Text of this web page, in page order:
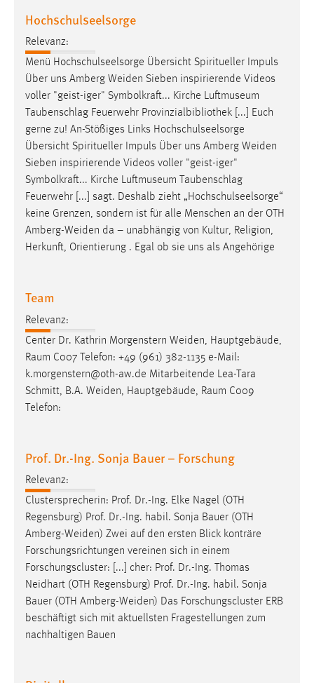
Hochschulseelsorge
Relevanz:
Menü Hochschulseelsorge Übersicht Spiritueller Impuls
Über uns Amberg Weiden Sieben inspirierende Videos
voller "geist-iger" Symbolkraft... Kirche Luftmuseum
Taubenschlag Feuerwehr Provinzialbibliothek [...] Euch
gerne zu! An-Stößiges Links Hochschulseelsorge
Übersicht Spiritueller Impuls Über uns Amberg Weiden
Sieben inspirierende Videos voller "geist-iger"
Symbolkraft... Kirche Luftmuseum Taubenschlag
Feuerwehr [...] sagt. Deshalb zieht „Hochschulseelsorge“
keine Grenzen, sondern ist für alle Menschen an der OTH
Amberg-Weiden da – unabhängig von Kultur, Religion,
Herkunft, Orientierung . Egal ob sie uns als Angehörige
Team
Relevanz:
Center Dr. Kathrin Morgenstern Weiden, Hauptgebäude,
Raum C007 Telefon: +49 (961) 382-1135 e-Mail:
k.morgenstern@oth-aw.de Mitarbeitende Lea-Tara
Schmitt, B.A. Weiden, Hauptgebäude, Raum C009
Telefon:
Prof. Dr.-Ing. Sonja Bauer – Forschung
Relevanz:
Clustersprecherin: Prof. Dr.-Ing. Elke Nagel (OTH
Regensburg) Prof. Dr.-Ing. habil. Sonja Bauer (OTH
Amberg-Weiden) Zwei auf den ersten Blick konträre
Forschungsrichtungen vereinen sich in einem
Forschungscluster: [...] cher: Prof. Dr.-Ing. Thomas
Neidhart (OTH Regensburg) Prof. Dr.-Ing. habil. Sonja
Bauer (OTH Amberg-Weiden) Das Forschungscluster ERB
beschäftigt sich mit aktuellsten Fragestellungen zum
nachhaltigen Bauen